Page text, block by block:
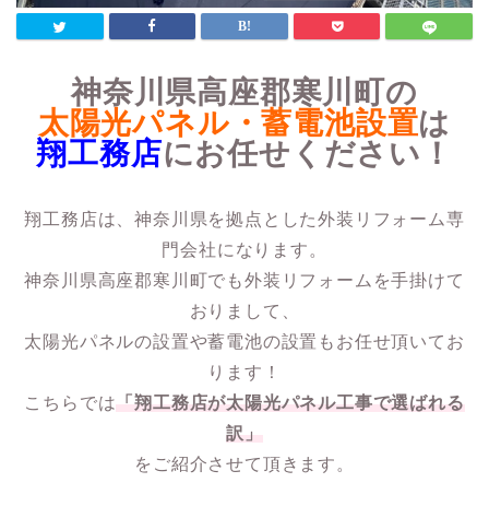
神奈川県高座郡寒川町の
太陽光パネル・蓄電池設置は
翔工務店にお任せください！
翔工務店は、神奈川県を拠点とした外装リフォーム専
門会社になります。
神奈川県高座郡寒川町でも外装リフォームを手掛けて
おりまして、
太陽光パネルの設置や蓄電池の設置もお任せ頂いてお
ります！
こちらでは 「翔工務店が太陽光パネル工事で選ばれる
訳」
をご紹介させて頂きます。